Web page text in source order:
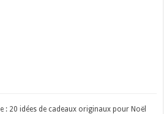
: 20 idées de cadeaux originaux pour Noël